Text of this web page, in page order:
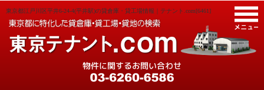
東京都江戸川区平井6-24-4(平井駅)の貸倉庫・貸工場情報｜テナント.com[6461]